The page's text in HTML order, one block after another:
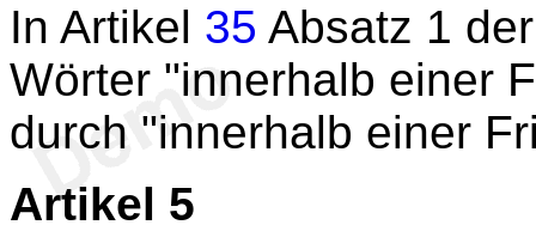
In Artikel 35 Absatz 1
Wörter "innerhalb einer
durch "innerhalb einer
Artikel 5